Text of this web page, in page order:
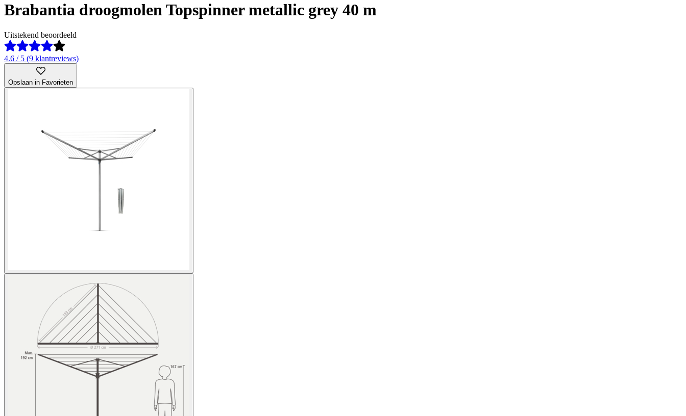
Brabantia droogmolen Topspinner metallic grey 40 m
Uitstekend beoordeeld
4.6 / 5 (9 klantreviews)
Opslaan in Favorieten